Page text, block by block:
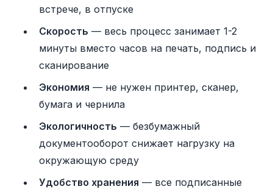
встрече, в отпуске
Скорость — весь процесс занимает 1-2
минуты вместо часов на печать, подпись и
сканирование
Экономия — не нужен принтер, сканер,
бумага и чернила
Экологичность — безбумажный
документооборот снижает нагрузку на
окружающую среду
Удобство хранения — все подписанные